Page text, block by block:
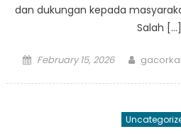
dan dukungan kepada
Salah […]
Posted
February 15, 2026 Author